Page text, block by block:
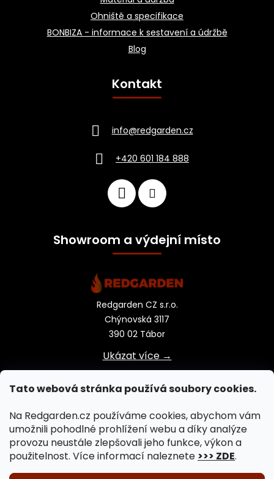
Tato webová stránka používá soubory cookies.
Na Redgarden.cz používáme cookies, abychom vám
umožnili pohodlné prohlížení webu a díky analýze
provozu neustále zlepšovali jeho funkce, výkon a
použitelnost. Více informací naleznete >>> ZDE.
Ohniště a specifikace
BONBIZA - informace k sestavení a údržbě
Blog
Kontakt
info@redgarden.cz
+420 601 184 888
Showroom a výdejní místo
Redgarden CZ s.r.o.
Chýnovská 3117
390 02 Tábor
Ukázat více →